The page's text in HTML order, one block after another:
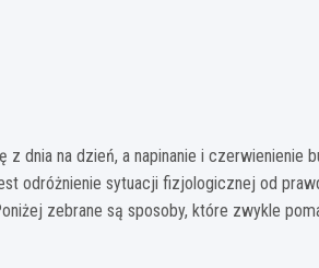
dnia na dzień, a napinanie i czerwienienie
odróżnienie sytuacji fizjologicznej od
zebrane są sposoby, które zwykle